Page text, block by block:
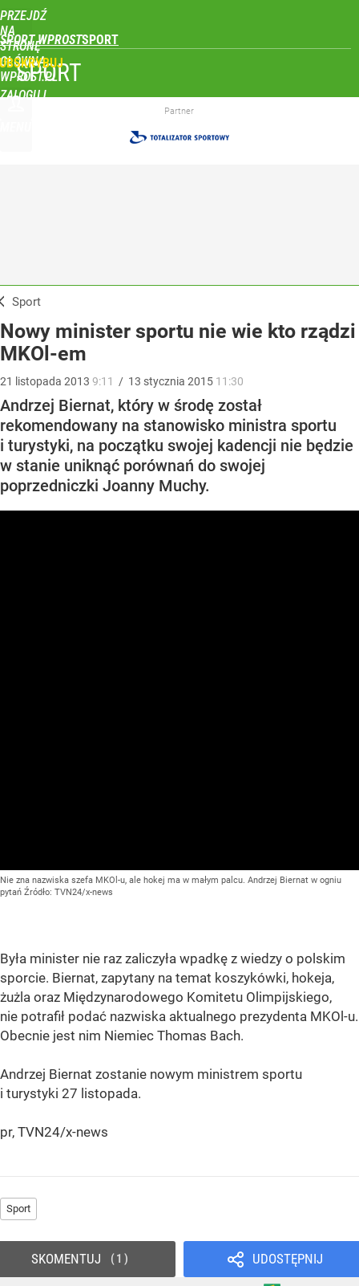
PRZEJDŹ
NA
STRONĘ
GŁÓWNĄ
WPROST.PL
SPORT WPROST
ZALOGUJ
SPORT
Partner
Sport
Nowy minister sportu nie wie kto rządzi
MKOl-em
21 listopada 2013 9:11 / 13 stycznia 2015 11:30
Andrzej Biernat, który w środę został
rekomendowany na stanowisko ministra sportu
i turystyki, na początku swojej kadencji nie będzie
w stanie uniknąć porównań do swojej
poprzedniczki Joanny Muchy.
Nie zna nazwiska szefa MKOl-u, ale hokej ma w małym palcu. Andrzej Biernat w ogniu
pytań Źródło: TVN24/x-news
Była minister nie raz zaliczyła wpadkę z wiedzy o polskim
sporcie. Biernat, zapytany na temat koszykówki, hokeja,
żużla oraz Międzynarodowego Komitetu Olimpijskiego,
nie potrafił podać nazwiska aktualnego prezydenta MKOl-u.
Obecnie jest nim Niemiec Thomas Bach.
Andrzej Biernat zostanie nowym ministrem sportu
i turystyki 27 listopada.
pr, TVN24/x-news
Sport
UDOSTĘPNIJ
SKOMENTUJ 1